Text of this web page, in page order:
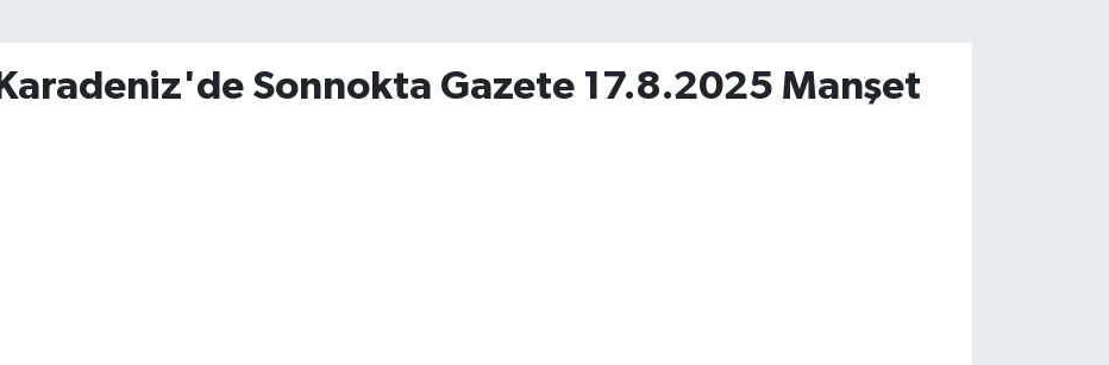
Karadeniz'de Sonnokta Gazete 17.8.2025 Manşet